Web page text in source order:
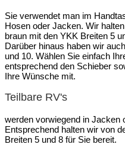
Sie verwendet man im
Hosen oder Jacken. Wir
braun mit den YKK Breiten 5
Darüber hinaus haben wir
und 10. Wählen Sie einfach
entsprechend den Schieber
Ihre Wünsche mit.
Teilbare RV's
werden vorwiegend in Jacken
Entsprechend halten wir von
Breiten 5 und 8 für Sie bereit.